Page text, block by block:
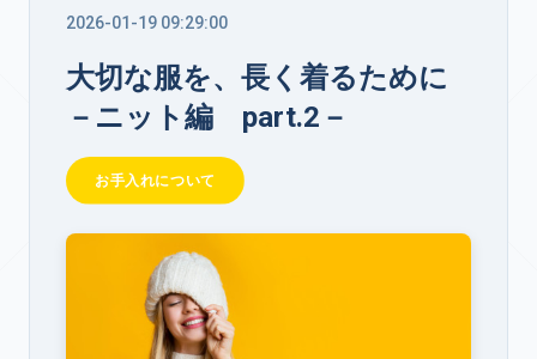
2026-01-19 09:29:00
大切な服を、長く着るために
－ニット編 part.2－
お手入れについて